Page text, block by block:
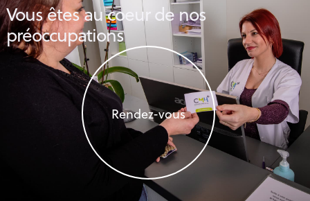
Vous êtes au coeur de nos
préoccupations
Rendez-vous